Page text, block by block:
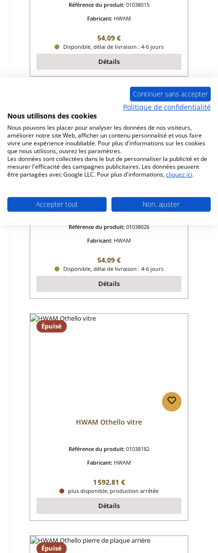
Référence du produit: 01038015
Fabricant: HWAM
Prix régulier :
54,09 €
Disponible, délai de livraison : 4-6 jours
Détails
HWAM Othello barrière à bois droit
Référence du produit: 01038026
Fabricant: HWAM
Prix régulier :
54,09 €
Disponible, délai de livraison : 4-6 jours
Détails
Épuisé
HWAM Othello vitre
Référence du produit: 01038182
Fabricant: HWAM
Prix régulier :
1 592,81 €
plus disponible, production arrêtée
Détails
Épuisé
Continuer sans accepter
Politique de confidentialité
Nous utilisons des cookies
Nous pouvons les placer pour analyser les données de nos visiteurs,
améliorer notre site Web, afficher un contenu personnalisé et vous faire
vivre une expérience inoubliable. Pour plus d'informations sur les cookies
que nous utilisons, ouvrez les paramètres.
Les données sont collectées dans le but de personnaliser la publicité et de
mesurer l'efficacité des campagnes publicitaires. Les données peuvent
être partagées avec Google LLC. Pour plus d'informations, cliquez ici.
Accepter tout Non, ajuster